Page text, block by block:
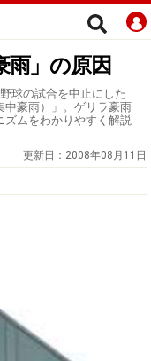
雨」の原因
球の試合を中止にした
中豪雨）」。ゲリラ豪雨
ムをわかりやすく解説
更新日： 2008年08月11日